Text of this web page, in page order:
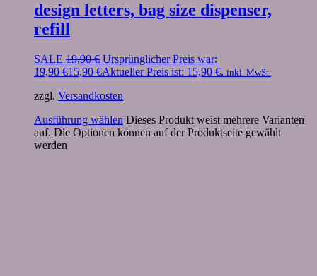
design letters, bag size dispenser,
refill
SALE 19,90€ Ursprünglicher Preis war:
19,90 €15,90 €Aktueller Preis ist: 15,90 €. inkl. MwSt.
zzgl. Versandkosten
Ausführung wählen Dieses Produkt weist mehrere Varianten
auf. Die Optionen können auf der Produktseite gewählt
werden